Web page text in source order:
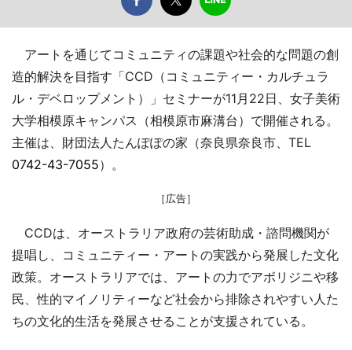
アートを通じてコミュニティの課題や社会的な問題の創
造的解決を目指す「CCD（コミュニティー・カルチュラ
ル・デベロップメント）」セミナーが11月22日、女子美術
大学相模原キャンパス（相模原市麻溝台）で開催される。
主催は、財団法人たんぽぽの家（奈良県奈良市、TEL
0742-43-7055）。
［広告］
CCDは、オーストラリア政府の芸術助成・諮問機関が
提唱し、コミュニティー・アートの実践から発展した文化
政策。オーストラリアでは、アートの力でアボリジニや移
民、性的マイノリティーなど社会から排除されやすい人た
ちの文化的生活を発展させることが支援されている。